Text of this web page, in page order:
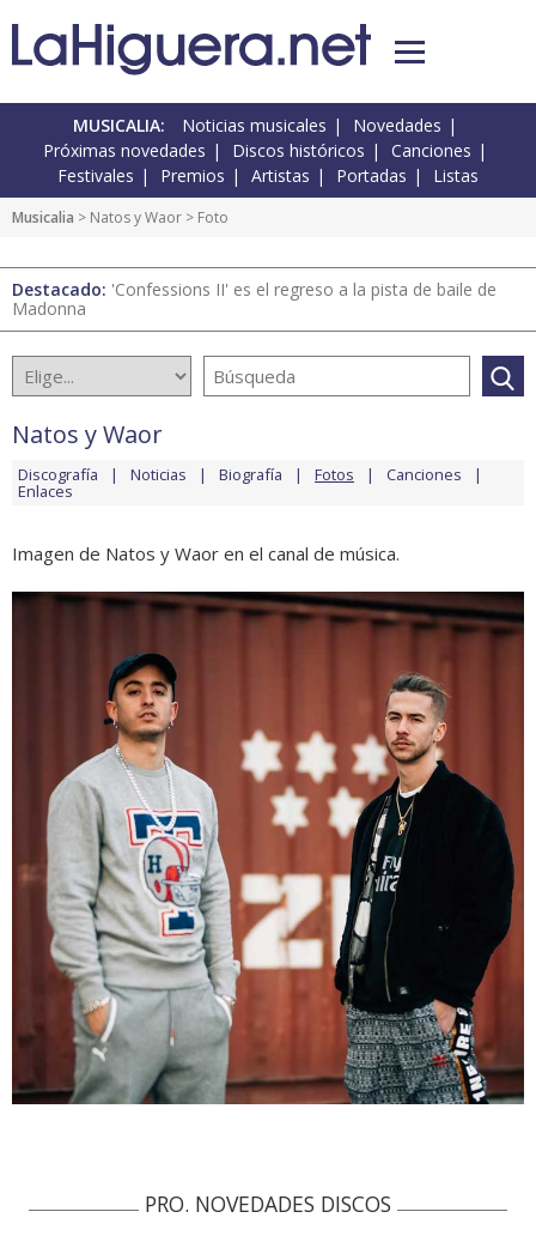
MUSICALIA: Noticias musicales
Novedades
Próximas novedades
Discos históricos
Canciones
Festivales
Premios Artistas Portadas Listas
Musicalia > Natos y Waor > Foto
Destacado: 'Confessions II' es el regreso a la pista de baile de
Madonna
Natos y Waor
Discografía Noticias Biografía Fotos Canciones
Enlaces
Imagen de Natos y Waor en el canal de música.
PRO. NOVEDADES DISCOS